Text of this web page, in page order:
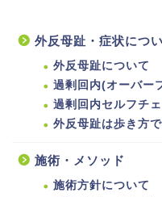
外反母趾・症状につ
外反母趾について
過剰回内(オーバー
過剰回内セルフチ
外反母趾は歩き方
施術・メソッド
施術方針について